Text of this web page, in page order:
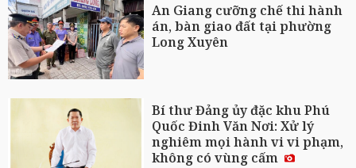
An Giang cưỡng chế thi hành
án, bàn giao đất tại phường
Long Xuyên
Bí thư Đảng ủy đặc khu Phú
Quốc Đinh Văn Nơi: Xử lý
nghiêm mọi hành vi vi phạm,
không có vùng cấm